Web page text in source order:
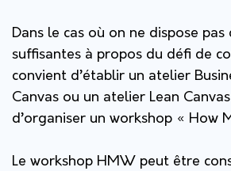
Dans le cas où on ne dispose
suffisantes à propos du défi de
convient d’établir un atelier
Canvas ou un atelier Lean
d’organiser un workshop « How
Le workshop HMW peut être